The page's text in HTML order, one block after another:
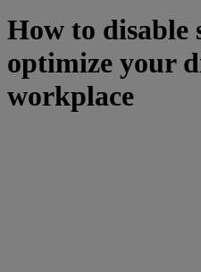
How to disable
optimize your
workplace